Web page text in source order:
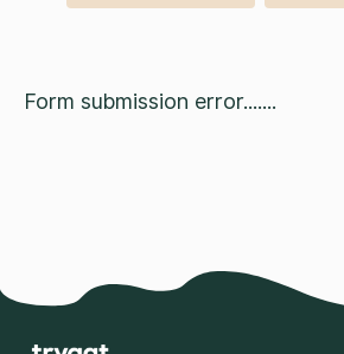
Form submission error.......